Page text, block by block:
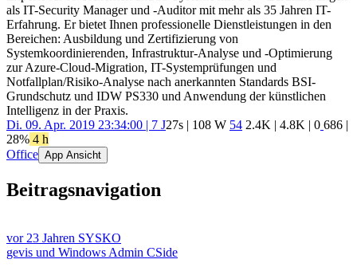
als IT-Security Manager und -Auditor mit mehr als 35 Jahren IT-
Erfahrung. Er bietet Ihnen professionelle Dienstleistungen in den
Bereichen: Ausbildung und Zertifizierung von
Systemkoordinierenden, Infrastruktur-Analyse und -Optimierung
zur Azure-Cloud-Migration, IT-Systemprüfungen und
Notfallplan/Risiko-Analyse nach anerkannten Standards BSI-
Grundschutz und IDW PS330 und Anwendung der künstlichen
Intelligenz in der Praxis.
Di. 09. Apr. 2019 23:34:00 | 7 J27s | 108 W 54 2.4K | 4.8K | 0 686 |
28% 4 h
Office App Ansicht
Beitragsnavigation
vor 23 Jahren SYSKO
gevis und Windows Admin CSide